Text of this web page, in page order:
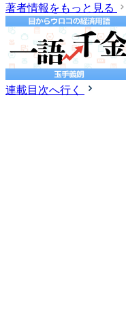
著者情報をもっと見る
連載目次へ行く